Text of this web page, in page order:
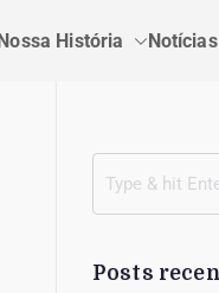
História Notícias
Posts